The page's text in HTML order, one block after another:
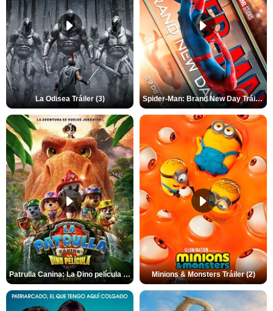
La Odisea Tráiler (3) Spider-Man: Brand New Day Tráiler (3)
Patrulla Canina: La Dino película Tráiler VO Minions & Monsters Tráiler (2)